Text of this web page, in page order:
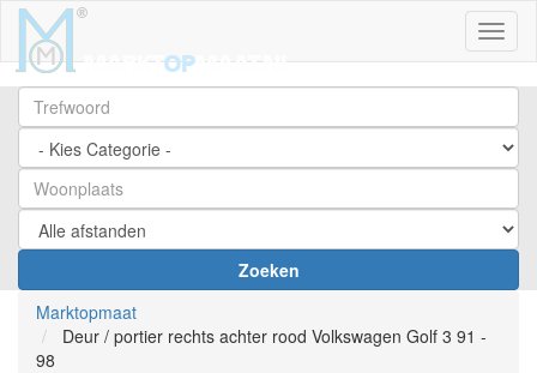
Zoeken
Marktopmaat
Deur / portier rechts achter rood Volkswagen Golf 3 91 -
98